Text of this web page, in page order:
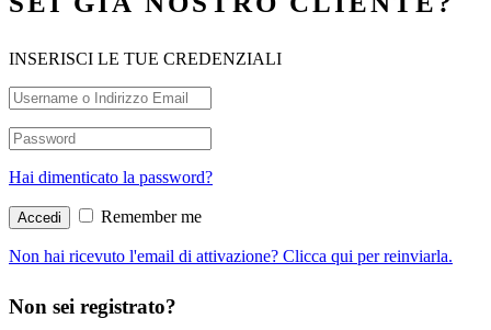
INSERISCI LE TUE CREDENZIALI
Hai dimenticato la password?
Remember me
Non hai ricevuto l'email di attivazione? Clicca qui per reinviarla.
Non sei registrato?